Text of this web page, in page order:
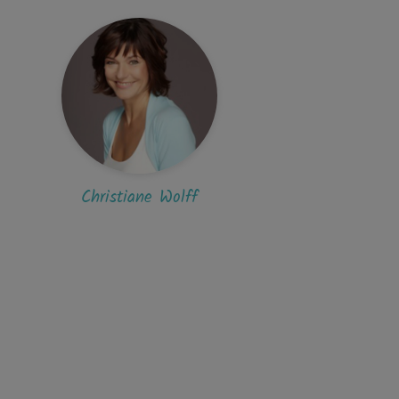
finde den Pilates Teil zu schnell erklärt.
werden nicht über die...
ruhige Hintergrund-Musik. Für die
Ausführung der Balance-Übungen im...
Christiane Wolff